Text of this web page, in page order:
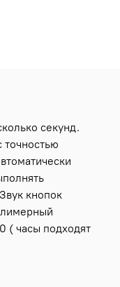
секунд.
кнопок
( часы подходят